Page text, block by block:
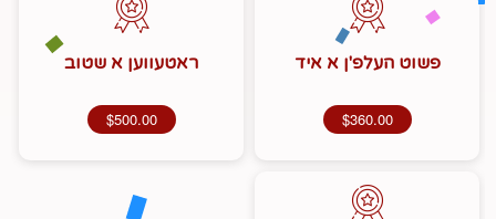
פשוט העלפ'ן א איד
$360.00
ראטעווען א שטוב
$500.00